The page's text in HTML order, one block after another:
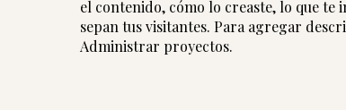
el contenido, cómo lo creaste, lo que te
sepan tus visitantes. Para agregar
Administrar proyectos.